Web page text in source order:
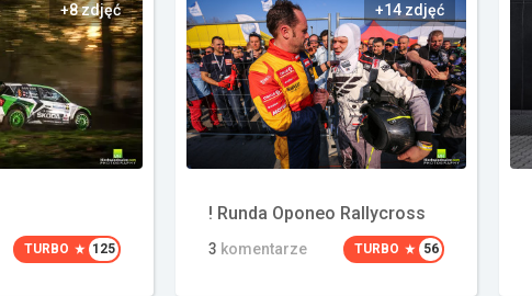
+8 zdjęć
TURBO 125
+14 zdjęć
! Runda Oponeo Rallycross
3 komentarze TURBO 56